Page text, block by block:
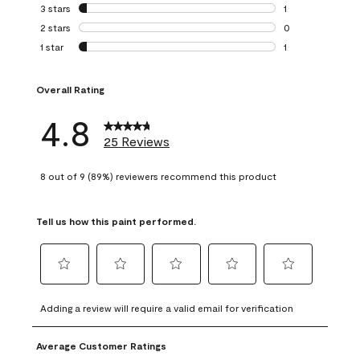
0 reviews with 4
3 stars stars
1
1 review with 3
2 stars stars
0
0 reviews with 2
1 star stars
1
Overall Rating
4.8 25 Reviews
8 out of 9 (89%) reviewers recommend this product
Tell us how this paint performed.
to
rate
the
item
to
rate
the
to
rate
the
item
to
rate
to
rate
Adding a review will require a valid email for verification
Average Customer Ratings